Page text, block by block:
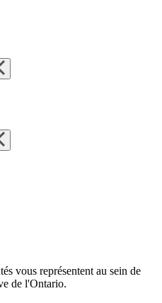
vous représentent au sein de
de l'Ontario.